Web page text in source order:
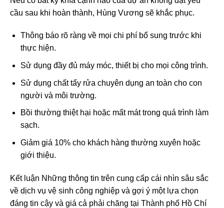
cầu sau khi hoàn thành, Hùng Vương sẽ khắc phục.
Thông báo rõ ràng về mọi chi phí bổ sung trước khi
thực hiện.
Sử dụng đầy đủ máy móc, thiết bị cho mọi công trình.
Sử dụng chất tẩy rửa chuyên dụng an toàn cho con
người và môi trường.
Bồi thường thiệt hại hoặc mất mát trong quá trình làm
sạch.
Giảm giá 10% cho khách hàng thường xuyên hoặc
giới thiệu.
Kết luận Những thông tin trên cung cấp cái nhìn sâu sắc
về dịch vụ vệ sinh công nghiệp và gợi ý một lựa chọn
đáng tin cậy và giá cả phải chăng tại Thành phố Hồ Chí